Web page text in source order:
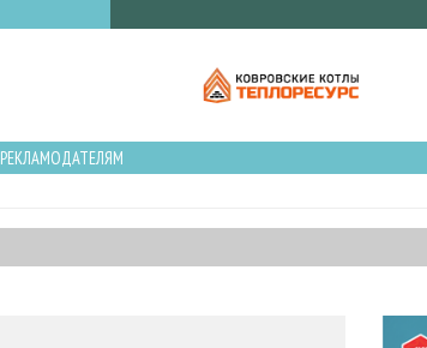
РЕКЛАМОДАТЕЛЯМ